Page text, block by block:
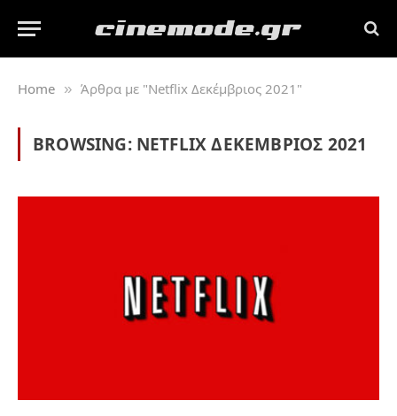
Home » Άρθρα με "Netflix Δεκέμβριος 2021"
BROWSING: NETFLIX ΔΕΚΈΜΒΡΙΟΣ 2021